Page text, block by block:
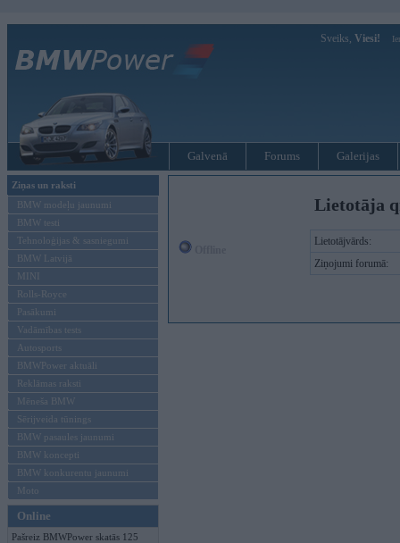
Sveiks, Viesi!
Galvenā Forums Galerijas
Ziņas un raksti
BMW modeļu jaunumi
BMW testi
Tehnoloģijas & sasniegumi
BMW Latvijā
MINI
Rolls-Royce
Pasākumi
Vadāmības tests
Autosports
BMWPower aktuāli
Reklāmas raksti
Mēneša BMW
Sērijveida tūnings
BMW pasaules jaunumi
BMW koncepti
BMW konkurentu jaunumi
Moto
Online
Pašreiz BMWPower skatās 125
Lietotāja
Lietotājvārds:
Ziņojumi forumā: